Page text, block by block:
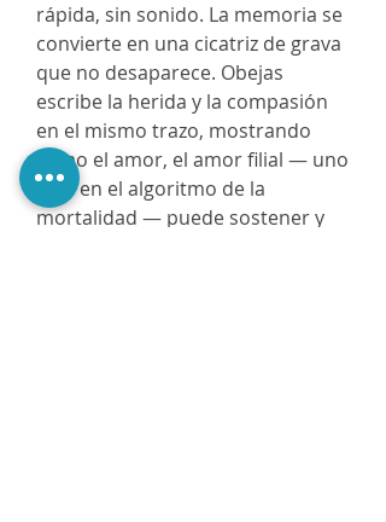
rápida, sin sonido. La memoria se
convierte en una cicatriz de grava
que no desaparece. Obejas
escribe la herida y la compasión
en el mismo trazo, mostrando
cómo el amor, el amor filial — uno
más en el algoritmo de la
mortalidad — puede sostener y